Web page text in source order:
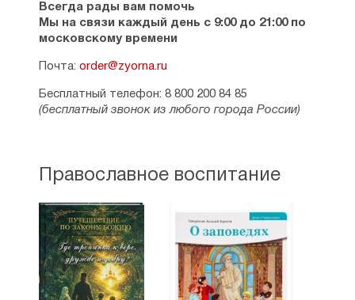
Всегда рады вам помочь
Мы на связи каждый день с 9:00 до 21:00 по
московскому времени
Почта: order@zyorna.ru
Бесплатный телефон: 8 800 200 84 85
(бесплатный звонок из любого города России)
Православное воспитание